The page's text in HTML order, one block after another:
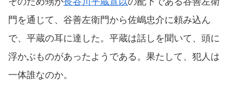
門を通じて、谷善左衛門から佐嶋忠介に頼み込ん
で、平蔵の耳に達した。平蔵は話しを聞いて、頭に
浮かぶものがあったようである。果たして、犯人は
一体誰なのか。